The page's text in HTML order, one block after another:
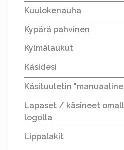
Kuulokenauha
Kypärä pahvinen
Kylmälaukut
Käsidesi
Käsituuletin
Lapaset / käsineet
logolla
Lippalakit